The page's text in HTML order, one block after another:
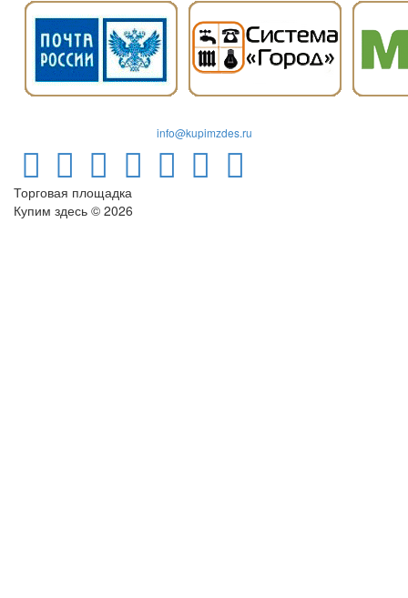
info@kupimzdes.ru
Торговая площадка
Купим здесь © 2026